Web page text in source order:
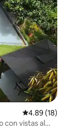
Calificación
4.89 (18)
con vistas al